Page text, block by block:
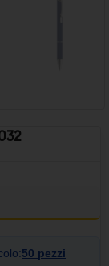
50 pezzi